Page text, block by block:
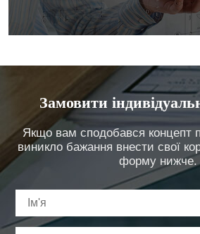
Замовити
Якщо вам сподобався концепт
виникло бажання внести свої
форму нижче.